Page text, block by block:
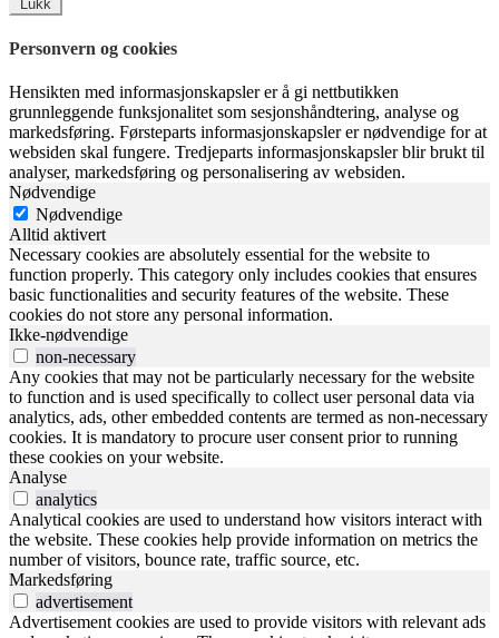
Lukk
Personvern og cookies
Hensikten med informasjonskapsler er å gi nettbutikken
grunnleggende funksjonalitet som sesjonshåndtering, analyse og
markedsføring. Førsteparts informasjonskapsler er nødvendige for at
websiden skal fungere. Tredjeparts informasjonskapsler blir brukt til
analyser, markedsføring og personalisering av websiden.
Nødvendige
Nødvendige
Alltid aktivert
Necessary cookies are absolutely essential for the website to
function properly. This category only includes cookies that ensures
basic functionalities and security features of the website. These
cookies do not store any personal information.
Ikke-nødvendige
non-necessary
Any cookies that may not be particularly necessary for the website
to function and is used specifically to collect user personal data via
analytics, ads, other embedded contents are termed as non-necessary
cookies. It is mandatory to procure user consent prior to running
these cookies on your website.
Analyse
analytics
Analytical cookies are used to understand how visitors interact with
the website. These cookies help provide information on metrics the
number of visitors, bounce rate, traffic source, etc.
Markedsføring
advertisement
Advertisement cookies are used to provide visitors with relevant ads